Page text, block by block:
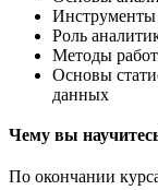
Инструменты
Роль
Методы
Основы
данных
Чему вы
По окончании